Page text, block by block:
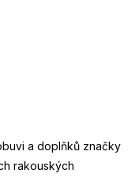
a doplňků značky
rakouských